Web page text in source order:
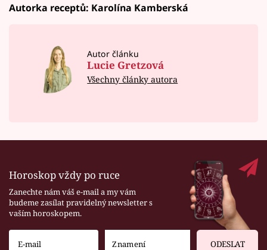
Autorka receptů: Karolína Kamberská
Autor článku
Lucie Gretzová
Všechny články autora
Horoskop vždy po ruce
Zanechte nám váš e-mail a my vám
budeme zasílat pravidelný newsletter s
vaším horoskopem.
ODESLAT